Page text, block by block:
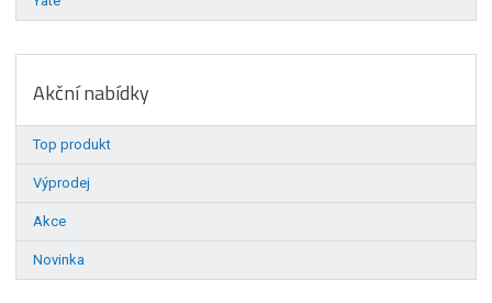
Akční nabídky
Top produkt
Výprodej
Akce
Novinka